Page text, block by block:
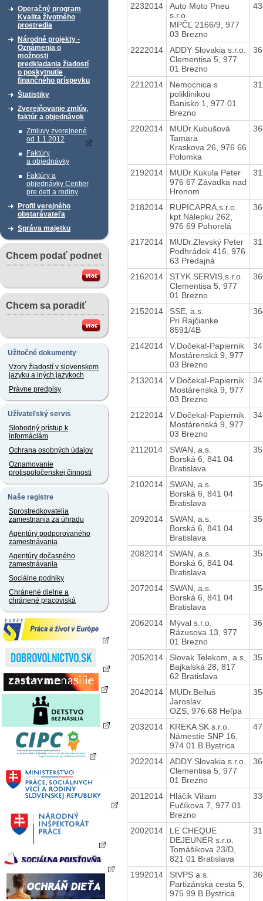
Operačný program
Kvalita životného
prostredia
Národné projekty -
Oznámenia o
možnosti
predkladania žiadostí
o poskytnutie
finančného príspevku
Štatistiky
Zverejňovanie zmlúv,
faktúr a objednávok
Zmluvy zverejnené
od 1.1.2012
Faktúry
a objednávky
Faktúry a
objednávky Centier
pre deti a rodiny
Profil verejného
obstarávateľa
Správa majetku
Chcem podať podnet
Chcem sa poradiť
Užitočné dokumenty
Vzory žiadostí v slovenskom
jazyku a iných jazykoch
Právne predpisy
Užívateľský servis
Slobodný prístup k
informáciám
Ochrana osobných údajov
Oznamovanie
protispoločenskej činnosti
Naše registre
Sprostredkovatelia
zamestnania za úhradu
Agentúry podporovaného
zamestnávania
Agentúry dočasného
zamestnávania
Sociálne podniky
Chránené dielne a
chránené pracoviská
2232014
Auto Moto Pneu
s.r.o.
MPČĽ 2166/9, 977
03 Brezno
2222014
ADDY Slovakia s.r.o.
Clementisa 5, 977
01 Brezno
2212014
Nemocnica s
poliklinikou
Banisko 1, 977 01
Brezno
2202014
MUDr.Kubušová
Tamara
Kraskova 26, 976 66
Polomka
2192014
MUDr.Kukula Peter
976 67 Závadka nad
Hronom
2182014
RUPICAPRA,s.r.o.
kpt.Nálepku 262,
976 69 Pohorelá
2172014
MUDr.Zlevský Peter
Podhrádok 416, 976
63 Predajná
2162014
STYK SERVIS,s.r.o.
Clementisa 5, 977
01 Brezno
2152014
SSE, a.s.
Pri Rajčianke
8591/4B
2142014
V.Dočekal-Papiernik
Mostárenská 9, 977
03 Brezno
2132014
V.Dočekal-Papiernik
Mostárenská 9, 977
03 Brezno
2122014
V.Dočekal-Papiernik
Mostárenská 9, 977
03 Brezno
2112014
SWAN, a.s.
Borská 6, 841 04
Bratislava
2102014
SWAN, a.s.
Borská 6, 841 04
Bratislava
2092014
SWAN, a.s.
Borská 6, 841 04
Bratislava
2082014
SWAN, a.s.
Borská 6, 841 04
Bratislava
2072014
SWAN, a.s.
Borská 6, 841 04
Bratislava
2062014
Mýval s.r.o.
Rázusova 13, 977
01 Brezno
2052014
Slovak Telekom, a.s.
Bajkalská 28, 817
62 Bratislava
2042014
MUDr.Belluš
Jaroslav
OZS, 976 68 Heľpa
2032014
KREKA SK s.r.o.
Námestie SNP 16,
974 01 B.Bystrica
2022014
ADDY Slovakia s.r.o.
Clementisa 5, 977
01 Brezno
2012014
Hláčik Viliam
Fučíkova 7, 977 01
Brezno
2002014
LE CHEQUE
DEJEUNER s.r.o.
Tomášikova 23/D,
821 01 Bratislava
1992014
StVPS a.s.
Partizánska cesta 5,
975 99 B.Bystrica